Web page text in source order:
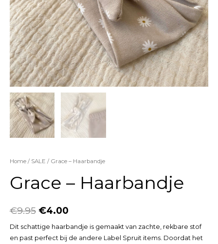
Home/ SALE / Grace – Haarbandje
Grace – Haarbandje
€9.95 €4.00
Dit schattige haarbandje is gemaakt van zachte, rekbare stof
en past perfect bij de andere Label Spruit items. Doordat het